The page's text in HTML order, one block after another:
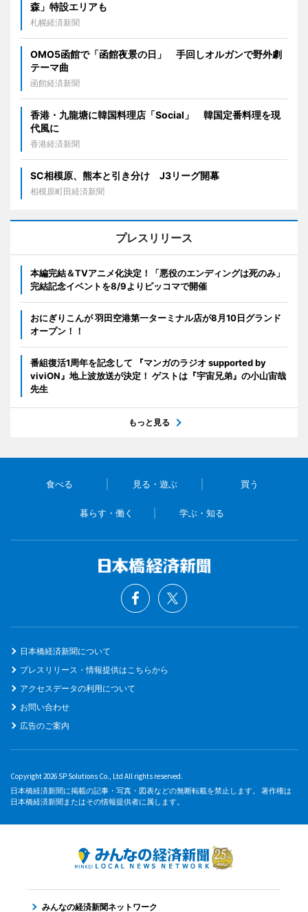
森」特設エリアも
札幌経済新聞
OMO5函館で「函館夜景の日」 手回しオルガンで野外劇
テーマ曲
函館経済新聞
香港・九龍塘に韓国料理店「Social」 韓国定番料理を現
代風に
香港経済新聞
SC相模原、熊本と引き分け J3リーグ開幕
相模原町田経済新聞
プレスリリース
本編完結＆TVアニメ化決定！「悪役のエンディングは死のみ」
完結記念イベントを8/9よりピッコマで開催
おにぎりこんが 羽田空港第一ターミナル店が8月10日グランド
オープン！！
番組復活1周年を記念して 『マンガのラジオ supported by
viviON』地上波放送が決定！ ゲストは『宇宙兄弟』の小山宙哉
先生
もっと見る
食べる 見る・遊ぶ 買う
暮らす・働く 学ぶ・知る
日本橋経済新聞について
プレスリリース・情報提供はこちらから
アクセスデータの利用について
お問い合わせ
広告のご案内
Copyright 2026 SP Solutions Co., Ltd All rights reserved.
日本橋経済新聞に掲載の記事・写真・図表などの無断転載を禁止します。 著作権は
日本橋経済新聞またはその情報提供者に属します。
みんなの経済新聞ネットワーク